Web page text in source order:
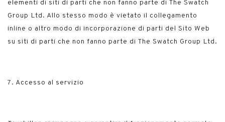
elementi di siti di parti che non fanno parte di The Swatch
Group Ltd. Allo stesso modo è vietato il collegamento
inline o altro modo di incorporazione di parti del Sito Web
su siti di parti che non fanno parte di The Swatch Group Ltd.
7. Accesso al servizio